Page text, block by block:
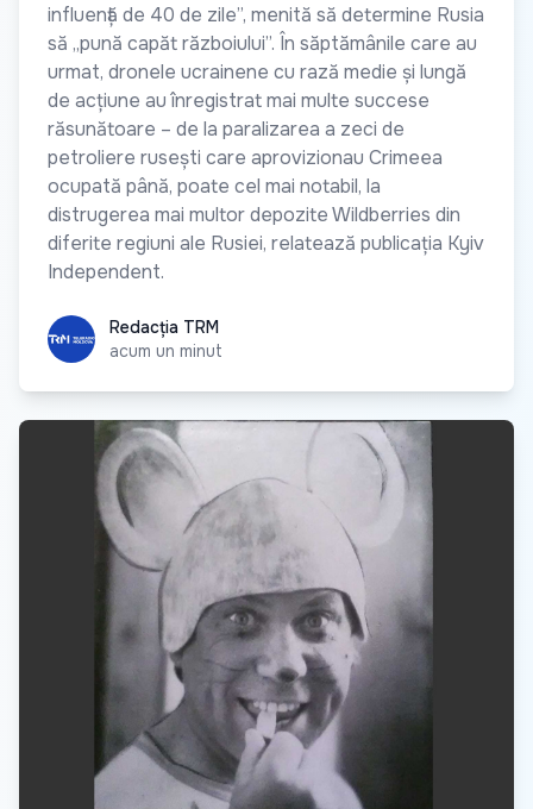
influență de 40 de zile”, menită să determine Rusia
să „pună capăt războiului”. În săptămânile care au
urmat, dronele ucrainene cu rază medie și lungă
de acțiune au înregistrat mai multe succese
răsunătoare – de la paralizarea a zeci de
petroliere rusești care aprovizionau Crimeea
ocupată până, poate cel mai notabil, la
distrugerea mai multor depozite Wildberries din
diferite regiuni ale Rusiei, relatează publicația Kyiv
Independent.
Redacția TRM
Redacția TRM
acum un minut